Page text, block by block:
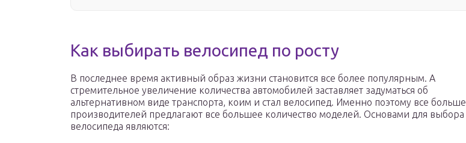
Как выбирать велосипед по росту
В последнее время активный образ жизни становится все более популярным. А
стремительное увеличение количества автомобилей заставляет задуматься об
альтернативном виде транспорта, коим и стал велосипед. Именно поэтому все больше
производителей предлагают все большее количество моделей. Основами для выбора
велосипеда являются: